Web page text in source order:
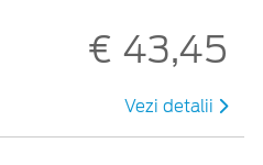
€ 43,45
Vezi detalii